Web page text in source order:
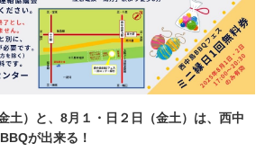
土）と、8月１・日２日（金土）は、西中
が出来る！